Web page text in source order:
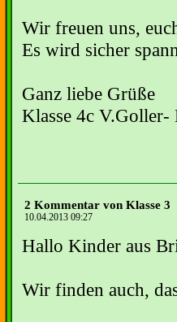
Wir freuen uns,
Es wird sicher
Ganz liebe Grüße
Klasse 4c V.Goller-
2 Kommentar von Klasse 3
10.04.2013 09:27
Hallo Kinder aus
Wir finden auch,